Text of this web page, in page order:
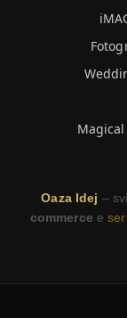
Oaza Idej –
commerce e